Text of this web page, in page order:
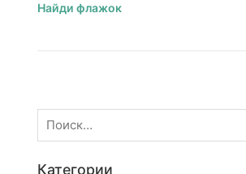
Найди флажок
Найти:
Категории